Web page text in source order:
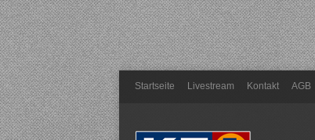
Startseite Livestream Kontakt AGB